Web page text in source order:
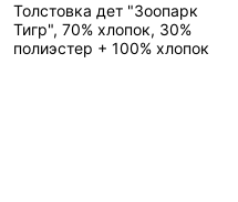
Толстовка дет "Зоопарк
Тигр", 70% хлопок, 30%
полиэстер + 100% хлопок